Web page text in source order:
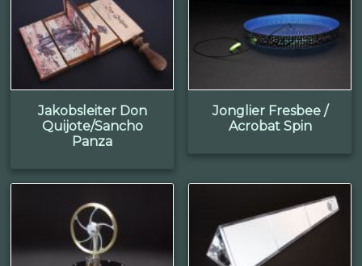
Jakobsleiter Don
Quijote/Sancho
Panza
Jonglier Fresbee /
Acrobat Spin